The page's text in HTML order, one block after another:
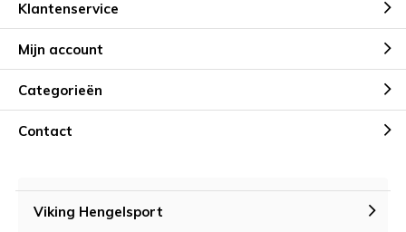
Klantenservice
Mijn account
Categorieën
Contact
Viking Hengelsport